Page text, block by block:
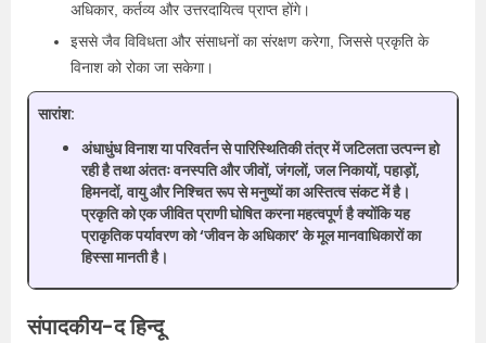
अधिकार, कर्तव्य और उत्तरदायित्व प्राप्त होंगे।
इससे जैव विविधता और संसाधनों का संरक्षण करेगा, जिससे प्रकृति के
विनाश को रोका जा सकेगा।
सारांश:
अंधाधुंध विनाश या परिवर्तन से पारिस्थितिकी तंत्र में जटिलता उत्पन्न हो
रही है तथा अंततः वनस्पति और जीवों, जंगलों, जल निकायों, पहाड़ों,
हिमनदों, वायु और निश्चित रूप से मनुष्यों का अस्तित्व संकट में है।
प्रकृति को एक जीवित प्राणी घोषित करना महत्वपूर्ण है क्योंकि यह
प्राकृतिक पर्यावरण को ‘जीवन के अधिकार’ के मूल मानवाधिकारों का
हिस्सा मानती है।
संपादकीय-द हिन्दू